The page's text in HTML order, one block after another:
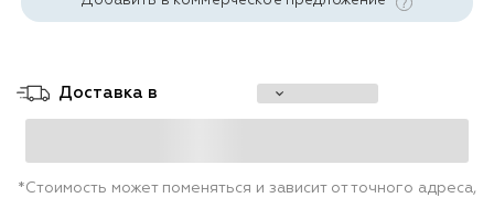
Доставка в
*Стоимость может поменяться и зависит от точного адреса,